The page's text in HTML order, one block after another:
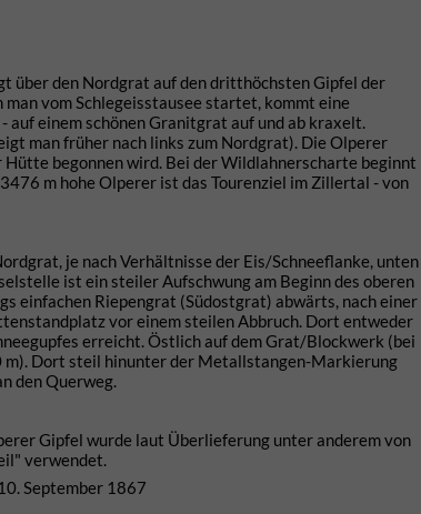
über den Nordgrat auf den dritthöchsten Gipfel der
vom Schlegeisstausee startet, kommt eine
auf einem schönen Granitgrat auf und ab kraxelt.
man früher nach links zum Nordgrat). Die Olperer
begonnen wird. Bei der Wildlahnerscharte beginnt
m hohe Olperer ist das Tourenziel im Zillertal - von
je nach Verhältnisse der Eis/Schneeflanke, unten
ist ein steiler Aufschwung am Beginn des oberen
einfachen Riepengrat (Südostgrat) abwärts, nach einer
vor einem steilen Abbruch. Dort entweder
erreicht. Östlich auf dem Grat/Blockwerk (bei
m). Dort steil hinunter der Metallstangen-Markierung
den Querweg.
Gipfel wurde laut Überlieferung unter anderem von
verwendet.
September 1867